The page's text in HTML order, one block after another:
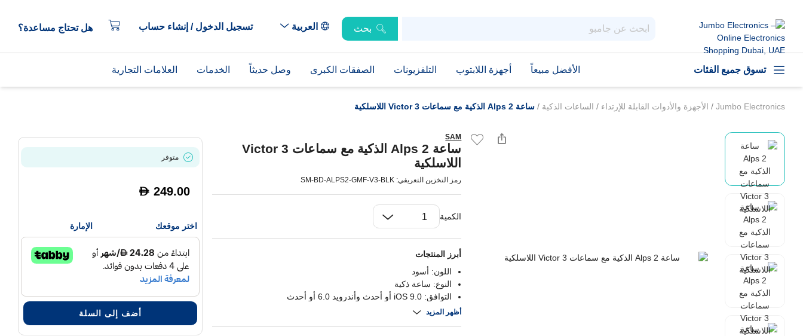
بحث العربية تسجيل الدخول / إنشاء حساب هل تحتاج مساعدة؟
تسوق جميع الفئات الأفضل مبيعاً أجهزة اللابتوب التلفزيونات الصفقات الكبرى وصل حديثاً الخدمات العلامات التجارية
Jumbo Electronics
/ الأجهزة والأدوات القابلة للإرتداء / الساعات الذكية / ساعة Alps 2 الذكية مع سماعات Victor 3 اللاسلكية
SAM
ساعة Alps 2 الذكية مع سماعات Victor 3
اللاسلكية
رمز التخزين التعريفي: SM-BD-ALPS2-GMF-V3-BLK
الكمية
أبرز المنتجات
اللون: أسود
النوع: ساعة ذكية
التوافق: iOS 9.0 أو أحدث وأندرويد 6.0 أو أحدث
عمر البطارية: من 7 إلى 12 يوما
أظهر المزيد
متوفر
D 249.00
اختر موقعك الإمارة
أضف إلى السلة